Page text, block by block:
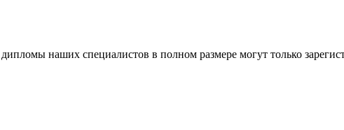
наших специалистов в полном размере могут только